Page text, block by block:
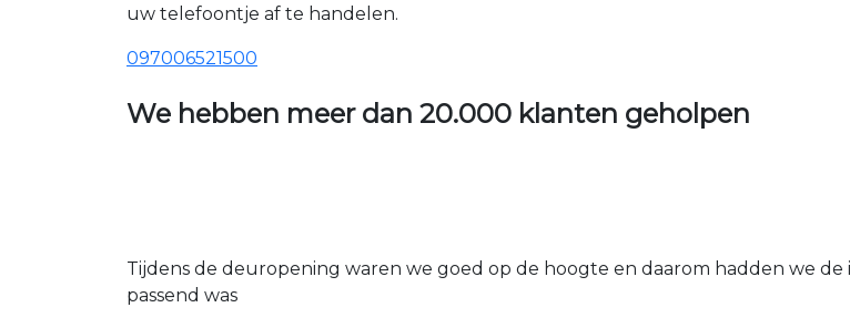
uw telefoontje af te handelen.
097006521500
We hebben meer dan 20.000 klanten geholpen
Tijdens de deuropening waren we goed op de hoogte en daarom hadden we
passend was